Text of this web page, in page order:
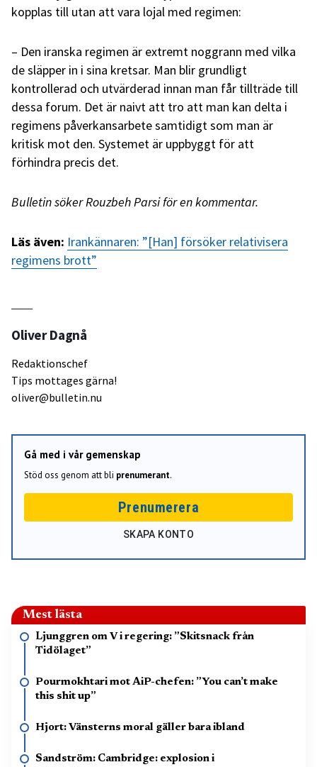
kopplas till utan att vara lojal med regimen:
– Den iranska regimen är extremt noggrann med vilka
de släpper in i sina kretsar. Man blir grundligt
kontrollerad och utvärderad innan man får tillträde till
dessa forum. Det är naivt att tro att man kan delta i
regimens påverkansarbete samtidigt som man är
kritisk mot den. Systemet är uppbyggt för att
förhindra precis det.
Bulletin söker Rouzbeh Parsi för en kommentar.
Läs även: Irankännaren: ”[Han] försöker relativisera
regimens brott”
Oliver Dagnå
Redaktionschef
Tips mottages gärna!
oliver@bulletin.nu
Gå med i vår gemenskap
Stöd oss genom att bli prenumerant.
Prenumerera
SKAPA KONTO
Mest lästa
Ljunggren om V i regering: ”Skitsnack från
Tidölaget”
Pourmokhtari mot AiP-chefen: ”You can’t make
this shit up”
Hjort: Vänsterns moral gäller bara ibland
Sandström: Cambridge: explosion i